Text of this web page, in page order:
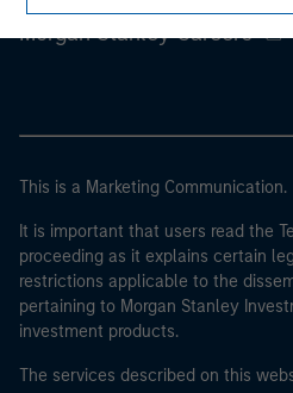
Morgan Stanley Careers
This is a Marketing Communication.
It is important that users read the
proceeding as it explains certain
restrictions applicable to the
pertaining to Morgan Stanley
investment products.
The services described on this